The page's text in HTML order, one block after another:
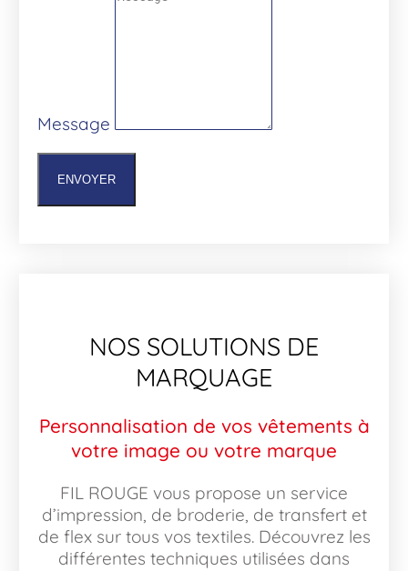
Message
ENVOYER
NOS SOLUTIONS DE
MARQUAGE
Personnalisation de vos vêtements à
votre image ou votre marque
FIL ROUGE vous propose un service
d’impression, de broderie, de transfert et
de flex sur tous vos textiles. Découvrez les
différentes techniques utilisées dans